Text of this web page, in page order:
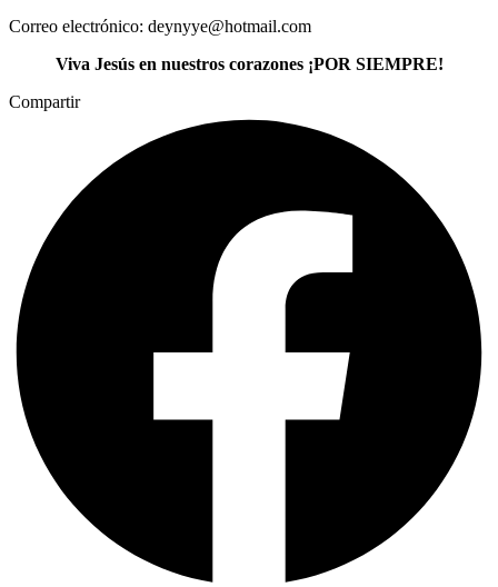
Correo electrónico: deynyye@hotmail.com
Viva Jesús en nuestros corazones ¡POR SIEMPRE!
Compartir